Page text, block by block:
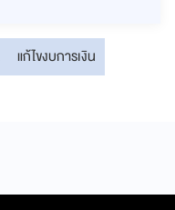
แก้ไขงบการเงิน